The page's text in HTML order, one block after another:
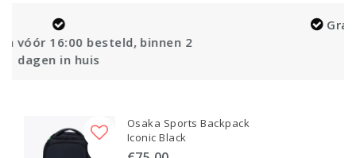
2
Gratis levering vanaf €100,-
Osaka Sports Backpack
Iconic Black